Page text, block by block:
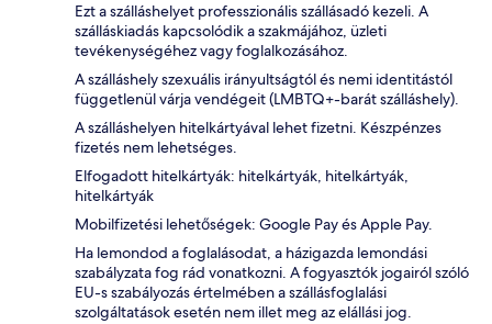
Ezt a szálláshelyet professzionális szállásadó kezeli. A
szálláskiadás kapcsolódik a szakmájához, üzleti
tevékenységéhez vagy foglalkozásához.
A szálláshely szexuális irányultságtól és nemi identitástól
függetlenül várja vendégeit (LMBTQ+-barát szálláshely).
A szálláshelyen hitelkártyával lehet fizetni. Készpénzes
fizetés nem lehetséges.
Elfogadott hitelkártyák: hitelkártyák, hitelkártyák,
hitelkártyák
Mobilfizetési lehetőségek: Google Pay és Apple Pay.
Ha lemondod a foglalásodat, a házigazda lemondási
szabályzata fog rád vonatkozni. A fogyasztók jogairól szóló
EU-s szabályozás értelmében a szállásfoglalási
szolgáltatások esetén nem illet meg az elállási jog.